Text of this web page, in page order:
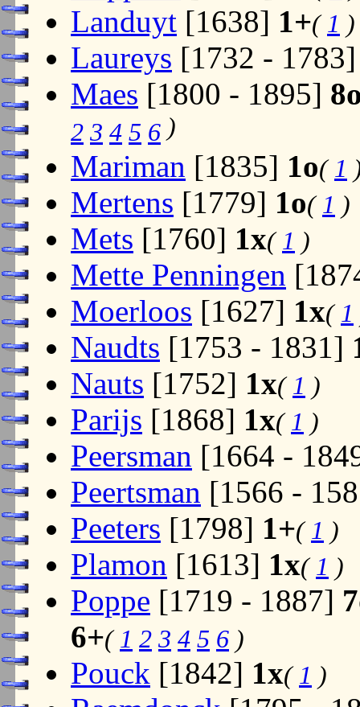
Landuyt [1638] 1+( 1 )
Laureys [1732 -
Maes [1800 - 1895]
2 3 4 5 6)
Mariman [1835] 1o( 1
Mertens [1779] 1o( 1 )
Mets [1760] 1x( 1 )
Mette Penningen
Moerloos [1627] 1x( 1
Naudts [1753 - 1831]
Nauts [1752] 1x( 1 )
Parijs [1868] 1x( 1 )
Peersman [1664 -
Peertsman [1566 -
Peeters [1798] 1+( 1 )
Plamon [1613] 1x( 1 )
Poppe [1719 - 1887]
6+( 1 2 3 4 5 6 )
Pouck [1842] 1x( 1 )